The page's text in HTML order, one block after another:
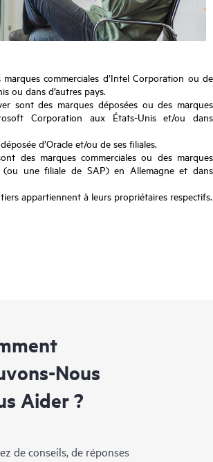
commerciales d’Intel Corporation ou de
ou dans d’autres pays.
sont des marques déposées ou des marques
Corporation aux États-Unis et/ou dans
d’Oracle et/ou de ses filiales.
des marques commerciales ou des marques
(ou une filiale de SAP) en Allemagne et dans
appartiennent à leurs propriétaires respectifs.
Nous
Aider ?
de conseils, de réponses